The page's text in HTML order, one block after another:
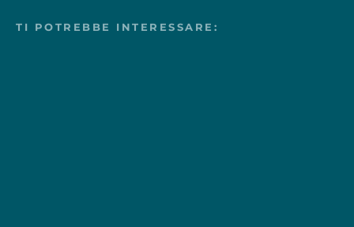
TI POTREBBE INTERESSARE: